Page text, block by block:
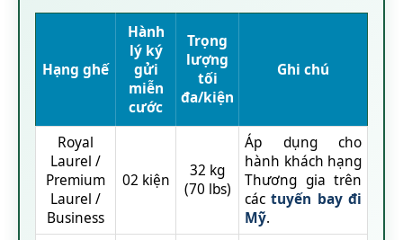
Hạng ghế
Hành
lý ký
gửi
miễn
cước
Trọng
lượng
tối
đa/kiện
Ghi chú
Royal
Laurel /
Premium
Laurel /
Business
02 kiện
32 kg
(70 lbs)
Áp dụng cho
hành khách hạng
Thương gia trên
cáctuyến bay đi
Mỹ.